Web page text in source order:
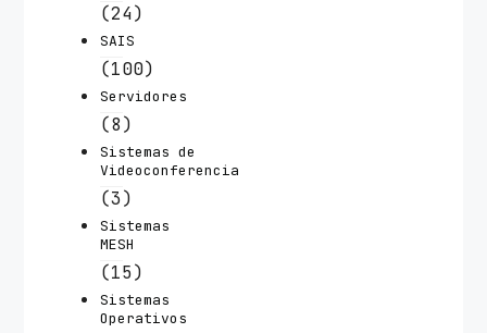
(24)
SAIS
(100)
Servidores
(8)
Sistemas de
Videoconferencia
(3)
Sistemas
MESH
(15)
Sistemas
Operativos